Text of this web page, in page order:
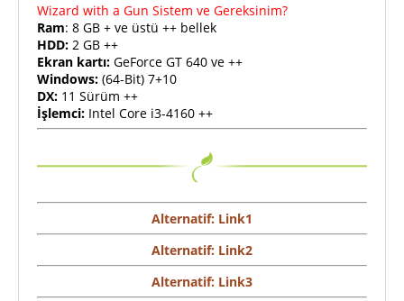
Wizard with a Gun Sistem ve Gereksinim?
Ram: 8 GB + ve üstü ++ bellek
HDD: 2 GB ++
Ekran kartı: GeForce GT 640 ve ++
Windows: (64-Bit) 7+10
DX: 11 Sürüm ++
İşlemci: Intel Core i3-4160 ++
Alternatif: Link1
Alternatif: Link2
Alternatif: Link3